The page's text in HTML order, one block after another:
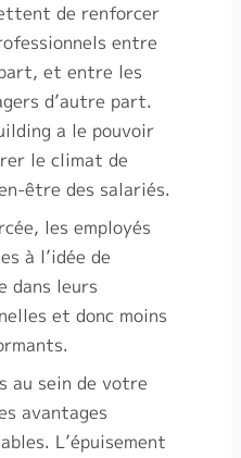
de renforcer
entre
et entre les
d’autre part.
a le pouvoir
le climat de
être des salariés.
les employés
à l’idée de
dans leurs
et donc moins
au sein de votre
avantages
L’épuisement